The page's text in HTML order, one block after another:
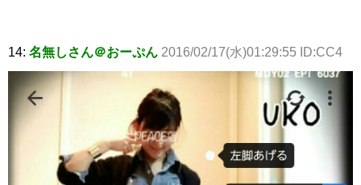
14: 名無しさん＠おーぷん 2016/02/17(水)01:29:55 ID:CC4